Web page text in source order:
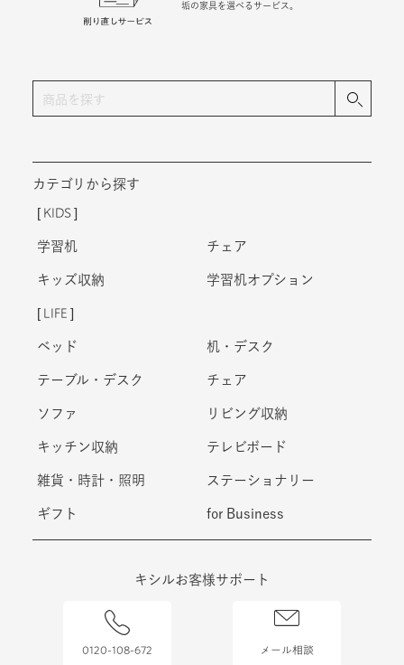
垢の家具を選べるサービス。
カテゴリから探す
KIDS
学習机 チェア
キッズ収納 学習机オプション
LIFE
ベッド 机・デスク
テーブル・デスク チェア
ソファ リビング収納
キッチン収納 テレビボード
雑貨・時計・照明 ステーショナリー
ギフト for Business
キシルお客様サポート
0120-108-672 メール相談